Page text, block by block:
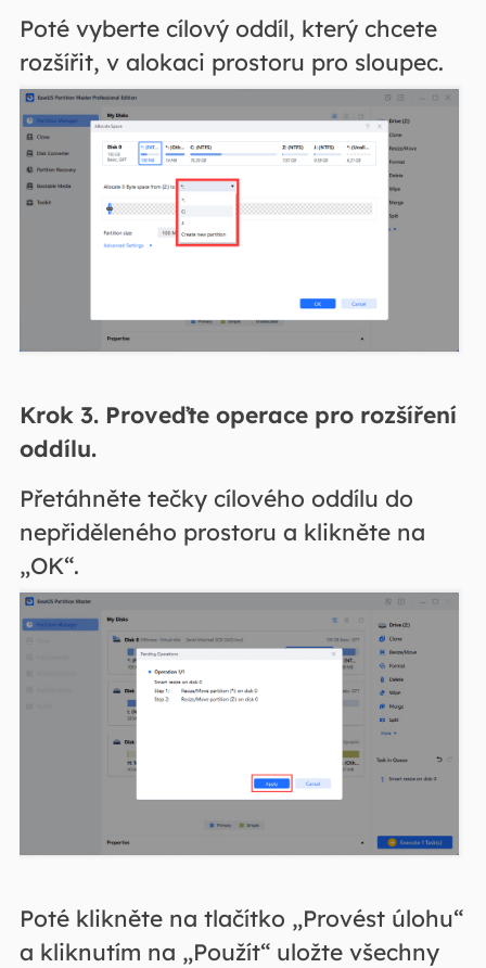
Poté vyberte cílový oddíl, který chcete
rozšířit, v alokaci prostoru pro sloupec.
Krok 3. Proveďte operace pro rozšíření
oddílu.
Přetáhněte tečky cílového oddílu do
nepřiděleného prostoru a klikněte na
„OK“.
Poté klikněte na tlačítko „Provést úlohu“
a kliknutím na „Použít“ uložte všechny